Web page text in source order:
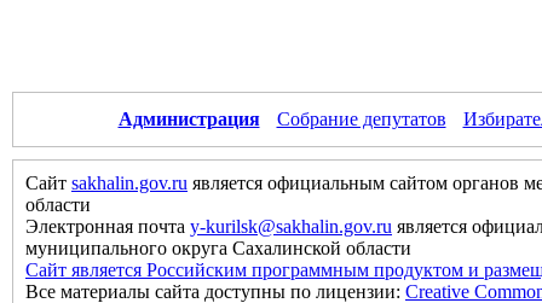
Администрация Собрание депутатов
Сайт sakhalin.gov.ru является официальным сайтом органов
области
Электронная почта y-kurilsk@sakhalin.gov.ru является
муниципального округа Сахалинской области
Сайт является Российским программным продуктом и
Все материалы сайта доступны по лицензии: Creative